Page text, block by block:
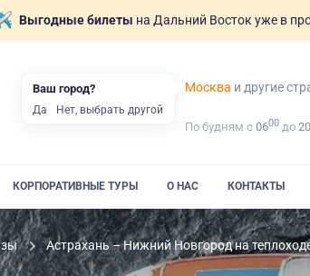
Выгодные билеты на Дальний Восток уже в
Москва и другие
По будням с 0600 до 20
КОРПОРАТИВНЫЕ ТУРЫ О НАС КОНТАКТЫ
Астрахань – Нижний Новгород на
Ваш город?
Да Нет, выбрать другой